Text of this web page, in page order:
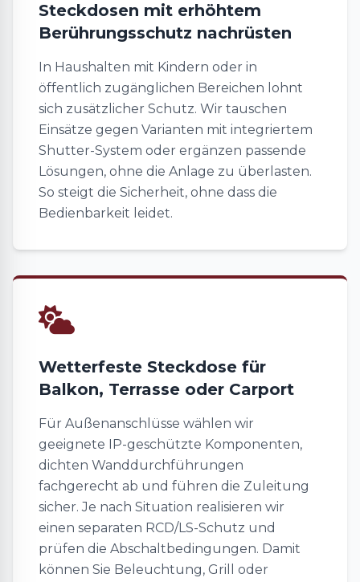
Steckdosen mit erhöhtem
Berührungsschutz nachrüsten
In Haushalten mit Kindern oder in
öffentlich zugänglichen Bereichen lohnt
sich zusätzlicher Schutz. Wir tauschen
Einsätze gegen Varianten mit integriertem
Shutter-System oder ergänzen passende
Lösungen, ohne die Anlage zu überlasten.
So steigt die Sicherheit, ohne dass die
Bedienbarkeit leidet.
Wetterfeste Steckdose für
Balkon, Terrasse oder Carport
Für Außenanschlüsse wählen wir
geeignete IP-geschützte Komponenten,
dichten Wanddurchführungen
fachgerecht ab und führen die Zuleitung
sicher. Je nach Situation realisieren wir
einen separaten RCD/LS-Schutz und
prüfen die Abschaltbedingungen. Damit
können Sie Beleuchtung, Grill oder